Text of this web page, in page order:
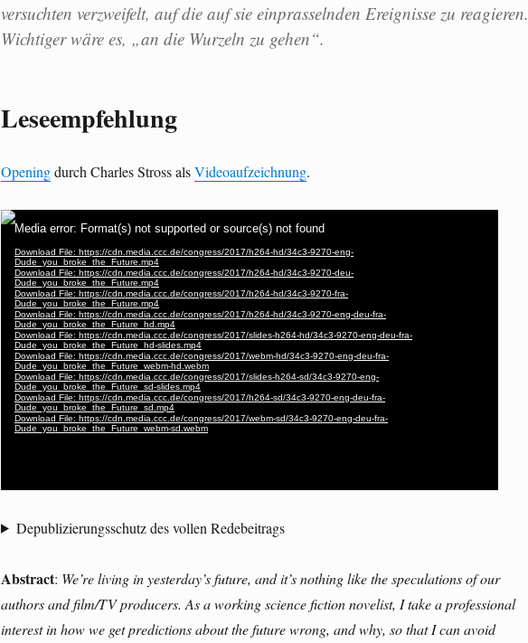
versuchten verzweifelt, auf die auf sie einprasselnden Ereignisse zu reagieren.
Wichtiger wäre es, „an die Wurzeln zu gehen“.
Leseempfehlung
Openingdurch Charles Stross alsVideoaufzeichnung.
Depublizierungsschutz des vollen Redebeitrags
Abstract: We’re living in yesterday’s future, and it’s nothing like the speculations of our
authors and film/TV producers. As a working science fiction novelist, I take a professional
interest in how we get predictions about the future wrong, and why, so that I can avoid